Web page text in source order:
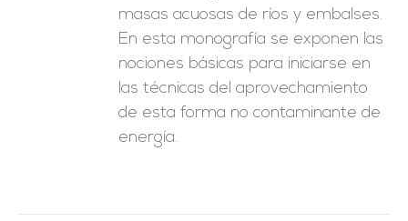
masas acuosas de ríos y embalses.
En esta monografía se exponen las
nociones básicas para iniciarse en
las técnicas del aprovechamiento
de esta forma no contaminante de
energía.